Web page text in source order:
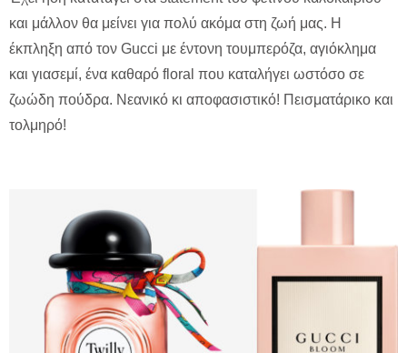
και μάλλον θα μείνει για πολύ ακόμα στη ζωή μας. Η
έκπληξη από τον Gucci με έντονη τουμπερόζα, αγιόκλημα
και γιασεμί, ένα καθαρό floral που καταλήγει ωστόσο σε
ζωώδη πούδρα. Νεανικό κι αποφασιστικό! Πεισματάρικο και
τολμηρό!